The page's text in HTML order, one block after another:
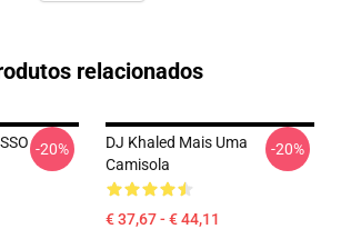
relacionados
-20%
DJ Khaled Mais Uma
Camisola
€ 37,67 - € 44,11
-20%